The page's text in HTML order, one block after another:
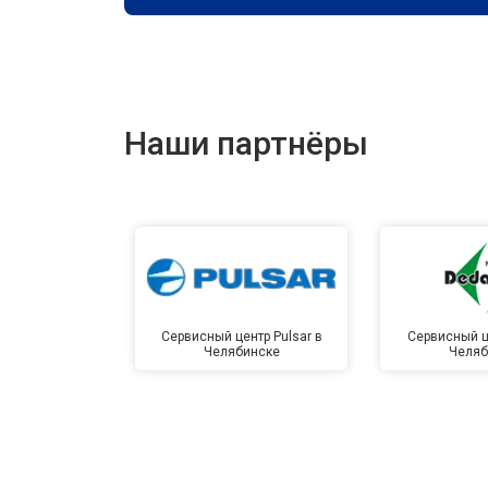
Наши партнёры
Сервисный центр Pulsar в
Челябинске
Сервисный